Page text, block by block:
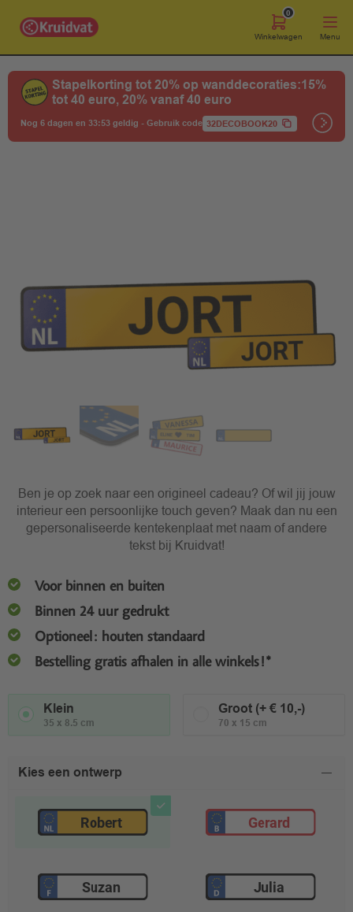
0
Winkelwagen Menu
Stapelkorting tot 20% op wanddecoraties:15%
tot 40 euro, 20% vanaf 40 euro
Nog 6 dagen en 33:53 geldig - Gebruik code 32DECOBOOK20
Ben je op zoek naar een origineel cadeau? Of wil jij jouw
interieur een persoonlijke touch geven? Maak dan nu een
gepersonaliseerde kentekenplaat met naam of andere
tekst bij Kruidvat!
Voor binnen en buiten
Binnen 24 uur gedrukt
Optioneel: houten standaard
Bestelling gratis afhalen in alle winkels!*
Klein
35 x 8.5 cm
Groot (+ € 10,-)
70 x 15 cm
Kies een ontwerp